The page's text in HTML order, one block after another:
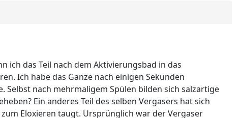
ich das Teil nach dem Aktivierungsbad in das
Ich habe das Ganze nach einigen Sekunden
nach mehrmaligem Spülen bilden sich salzartige
Ein anderes Teil des selben Vergasers hat sich
Eloxieren taugt. Ursprünglich war der Vergaser